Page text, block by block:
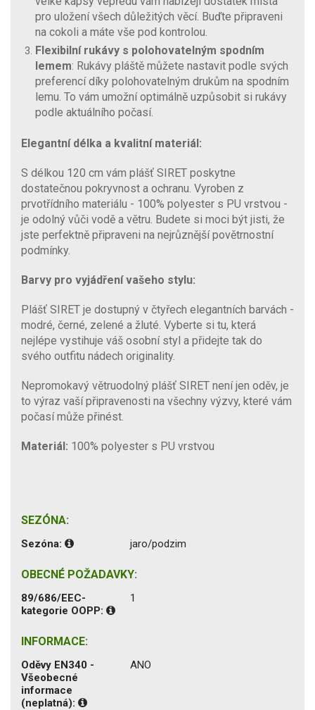
pro uložení všech důležitých věcí. Buďte připraveni
na cokoli a máte vše pod kontrolou.
Flexibilní rukávy s polohovatelným spodním
lemem: Rukávy pláště můžete nastavit podle svých
preferencí díky polohovatelným drukům na spodním
lemu. To vám umožní optimálně uzpůsobit si rukávy
podle aktuálního počasí.
Elegantní délka a kvalitní materiál:
S délkou 120 cm vám plášť SIRET poskytne
dostatečnou pokryvnost a ochranu. Vyroben z
prvotřídního materiálu - 100% polyester s PU vrstvou -
je odolný vůči vodě a větru. Budete si moci být jisti, že
jste perfektně připraveni na nejrůznější povětrnostní
podmínky.
Barvy pro vyjádření vašeho stylu:
Plášť SIRET je dostupný v čtyřech elegantních barvách -
modré, černé, zelené a žluté. Vyberte si tu, která
nejlépe vystihuje váš osobní styl a přidejte tak do
svého outfitu nádech originality.
Nepromokavý větruodolný plášť SIRET není jen oděv, je
to výraz vaší připravenosti na všechny výzvy, které vám
počasí může přinést.
Materiál: 100% polyester s PU vrstvou
SEZÓNA:
Sezóna: jaro/podzim
OBECNÉ POŽADAVKY:
89/686/EEC-
kategorie OOPP:
1
INFORMACE:
Oděvy EN340 -
Všeobecné
informace
(neplatná):
ANO